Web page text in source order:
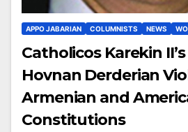
APPO JABARIAN COLUMNISTS NEWS
Catholicos Karekin
Hovnan Derderian
Armenian and
Constitutions